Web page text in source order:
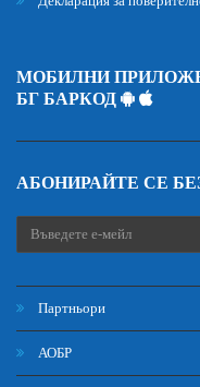
МОБИЛНИ
БГ БАРКОД
АБОНИРАЙТЕ СЕ
Партньори
АОБР